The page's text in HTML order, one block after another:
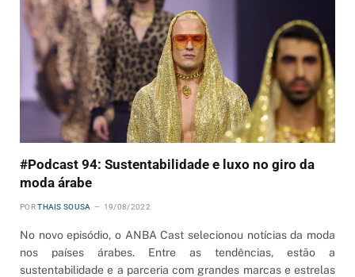
#Podcast 94: Sustentabilidade e luxo no giro da
moda árabe
POR THAIS SOUSA 19/08/2022
No novo episódio, o ANBA Cast selecionou notícias da moda
nos países árabes. Entre as tendências, estão a
sustentabilidade e a parceria com grandes marcas e estrelas